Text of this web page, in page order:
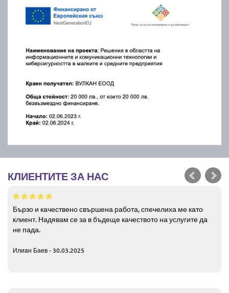
КЛИЕНТИТЕ ЗА НАС
Бързо и качествено свършена работа, спечелиха ме като
клиент. Надявам се за в бъдеще качеството на услугите да
не пада.
Илиан Баев - 30.03.2025